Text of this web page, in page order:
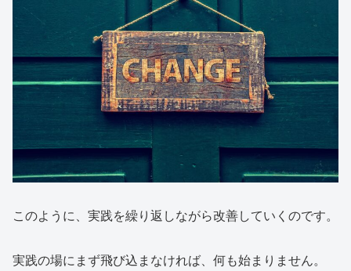
このように、実践を繰り返しながら改善していくのです。
実践の場にまず飛び込まなければ、何も始まりません。